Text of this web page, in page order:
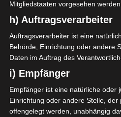
Mitgliedstaaten vorgesehen
h) Auftragsverarbeiter
Auftragsverarbeiter ist eine
Behörde, Einrichtung oder andere
Daten im Auftrag des
i) Empfänger
Empfänger ist eine natürliche oder
Einrichtung oder andere Stelle,
offengelegt werden, unabhängig